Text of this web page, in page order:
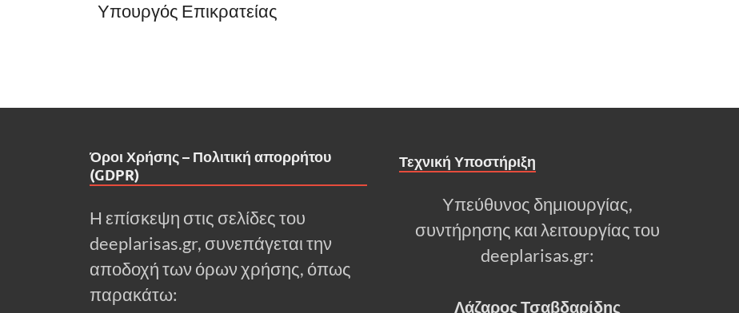
Υπουργός Επικρατείας
Όροι Χρήσης – Πολιτική απορρήτου
(GDPR)
Η επίσκεψη στις σελίδες του
deeplarisas.gr, συνεπάγεται την
αποδοχή των όρων χρήσης, όπως
παρακάτω:
Τεχνική Υποστήριξη
Υπεύθυνος δημιουργίας,
συντήρησης και λειτουργίας του
deeplarisas.gr:
Λάζαρος Τσαβδαρίδης